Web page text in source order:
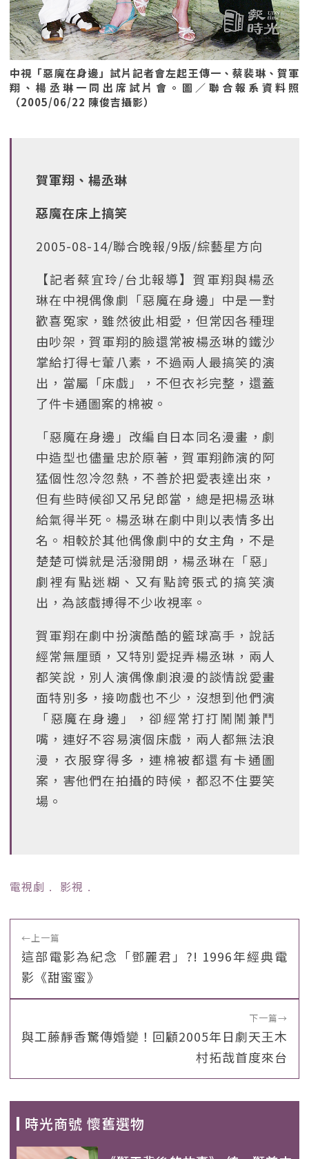
中視「惡魔在身邊」試片記者會左起王傳一、蔡裴琳、賀軍
翔、楊丞琳一同出席試片會。圖／聯合報系資料照
（2005/06/22 陳俊吉攝影）
賀軍翔、楊丞琳
惡魔在床上搞笑
2005-08-14/聯合晚報/9版/綜藝星方向
【記者蔡宜玲/台北報導】賀軍翔與楊丞
琳在中視偶像劇「惡魔在身邊」中是一對
歡喜冤家，雖然彼此相愛，但常因各種理
由吵架，賀軍翔的臉還常被楊丞琳的鐵沙
掌給打得七葷八素，不過兩人最搞笑的演
出，當屬「床戲」，不但衣衫完整，還蓋
了件卡通圖案的棉被。
「惡魔在身邊」改編自日本同名漫畫，劇
中造型也儘量忠於原著，賀軍翔飾演的阿
猛個性忽冷忽熱，不善於把愛表達出來，
但有些時候卻又吊兒郎當，總是把楊丞琳
給氣得半死。楊丞琳在劇中則以表情多出
名。相較於其他偶像劇中的女主角，不是
楚楚可憐就是活潑開朗，楊丞琳在「惡」
劇裡有點迷糊、又有點誇張式的搞笑演
出，為該戲搏得不少收視率。
賀軍翔在劇中扮演酷酷的籃球高手，說話
經常無厘頭，又特別愛捉弄楊丞琳，兩人
都笑說，別人演偶像劇浪漫的談情說愛畫
面特別多，接吻戲也不少，沒想到他們演
「惡魔在身邊」，卻經常打打鬧鬧兼鬥
嘴，連好不容易演個床戲，兩人都無法浪
漫，衣服穿得多，連棉被都還有卡通圖
案，害他們在拍攝的時候，都忍不住要笑
場。
電視劇 ﹒ 影視 ﹒
←上一篇
這部電影為紀念「鄧麗君」?! 1996年經典電
影《甜蜜蜜》
下一篇→
與工藤靜香驚傳婚變！回顧2005年日劇天王木
村拓哉首度來台
時光商號 懷舊選物